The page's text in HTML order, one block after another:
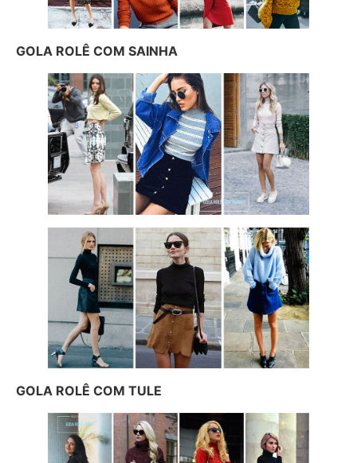
GOLA ROLÊ COM SAINHA
GOLA ROLÊ COM TULE